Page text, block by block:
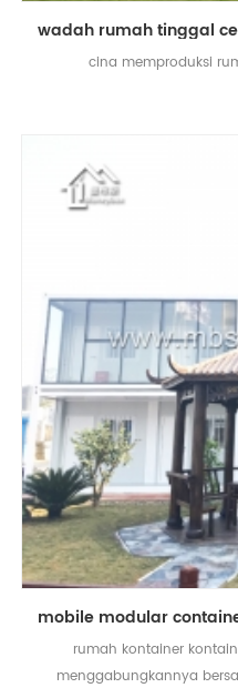
cina memproduksi
rumah kontainer
menggabungkannya